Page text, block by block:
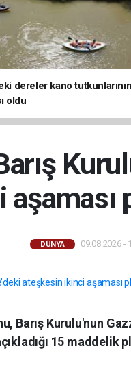
dereler kano tutkunlarının
oldu
DÜNYA 09.08.2026 -
Barış Kurulu'nun
15